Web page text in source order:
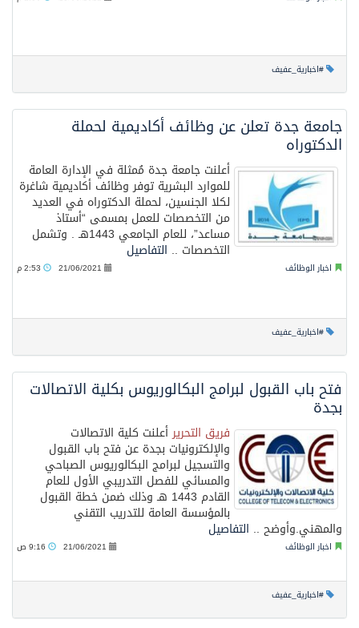
#اخبارية_عفيف
جامعة جدة تعلن عن وظائف أكاديمية لحملة
الدكتوراه
أعلنت جامعة جدة مُمثلة في الإدارة العامة
للموارد البشرية توفر وظائف أكاديمية شاغرة
لكلا الجنسين، لحملة الدكتوراه في العديد
من التخصصات للعمل بمسمى “أستاذ
مساعد”، للعام الجامعي 1443هـ . وتشمل
التخصصات .. التفاصيل
اخبار الوظائف 21/06/2021
#اخبارية_عفيف
فتح باب القبول لبرامج البكالوريوس بكلية الاتصالات
بجدة
فريق التحريرأعلنت كلية الاتصالات
والإلكترونيات بجدة عن فتح باب القبول
والتسجيل لبرامج البكالوريوس الصباحي
والمسائي للفصل التدريبي الأول للعام
القادم 1443 هـ وذلك ضمن خطة القبول
بالمؤسسة العامة للتدريب التقني
والمهني.وأوضح .. التفاصيل
اخبار الوظائف 21/06/2021
#اخبارية_عفيف